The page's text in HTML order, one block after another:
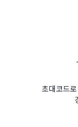
초대코드